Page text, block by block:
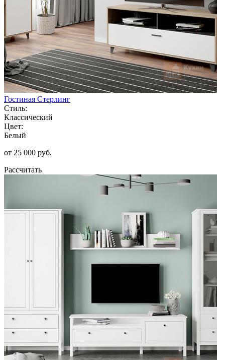
Гостиная Стерлинг
Стиль:
Классический
Цвет:
Белый
от 25 000 руб.
Рассчитать